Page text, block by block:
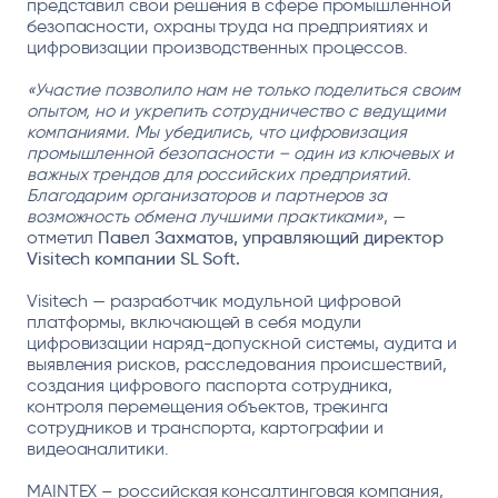
представил свои решения в сфере промышленной
безопасности, охраны труда на предприятиях и
цифровизации производственных процессов.
«Участие позволило нам не только поделиться своим
опытом, но и укрепить сотрудничество с ведущими
компаниями. Мы убедились, что цифровизация
промышленной безопасности – один из ключевых и
важных трендов для российских предприятий.
Благодарим организаторов и партнеров за
возможность обмена лучшими практиками», —
отметил Павел Захматов, управляющий директор
Visitech компании SL Soft.
Visitech — разработчик модульной цифровой
платформы, включающей в себя модули
цифровизации наряд-допускной системы, аудита и
выявления рисков, расследования происшествий,
создания цифрового паспорта сотрудника,
контроля перемещения объектов, трекинга
сотрудников и транспорта, картографии и
видеоаналитики.
MAINTEX – российская консалтинговая компания,